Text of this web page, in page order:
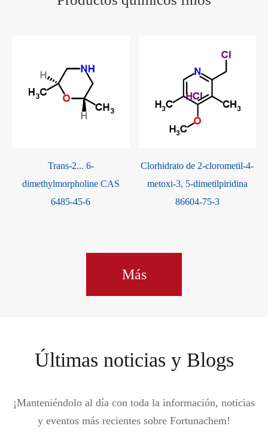
Trans-2... 6-
dimethylmorpholine CAS
6485-45-6
Clorhidrato de 2-clorometil-4-
metoxi-3, 5-dimetilpiridina
86604-75-3
Más
Últimas noticias y Blogs
¡Manteniéndolo al día con toda la información, noticias
y eventos más recientes sobre Fortunachem!